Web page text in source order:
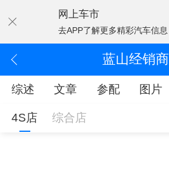
网上车市
去APP了解更多精彩汽车信息
蓝山经销商
综述 文章 参配 图片
4S店 综合店